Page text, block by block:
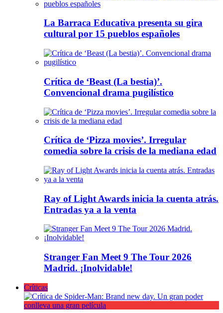
La Barraca Educativa presenta su gira
cultural por 15 pueblos españoles
Crítica de ‘Beast (La bestia)’.
Convencional drama pugilístico
Crítica de ‘Pizza movies’. Irregular
comedia sobre la crisis de la mediana edad
Ray of Light Awards inicia la cuenta atrás.
Entradas ya a la venta
Stranger Fan Meet 9 The Tour 2026
Madrid. ¡Inolvidable!
Críticas